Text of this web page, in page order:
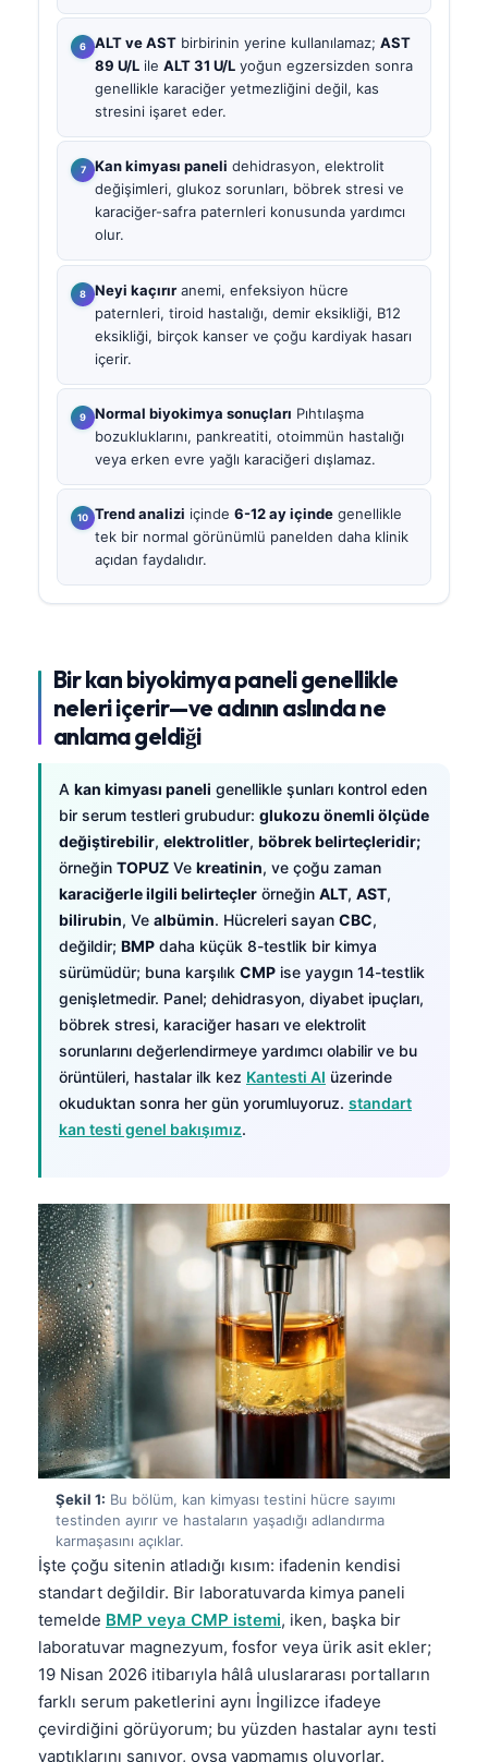
ALT ve AST birbirinin yerine kullanılamaz; AST
89 U/L ile ALT 31 U/L yoğun egzersizden sonra
genellikle karaciğer yetmezliğini değil, kas
stresini işaret eder.
Kan kimyası paneli dehidrasyon, elektrolit
değişimleri, glukoz sorunları, böbrek stresi ve
karaciğer-safra paternleri konusunda yardımcı
olur.
Neyi kaçırır anemi, enfeksiyon hücre
paternleri, tiroid hastalığı, demir eksikliği, B12
eksikliği, birçok kanser ve çoğu kardiyak hasarı
içerir.
Normal biyokimya sonuçları Pıhtılaşma
bozukluklarını, pankreatiti, otoimmün hastalığı
veya erken evre yağlı karaciğeri dışlamaz.
Trend analizi içinde 6-12 ay içinde genellikle
tek bir normal görünümlü panelden daha klinik
açıdan faydalıdır.
Bir kan biyokimya paneli genellikle
neleri içerir—ve adının aslında ne
anlama geldiği
A kan kimyası paneli genellikle şunları kontrol eden
bir serum testleri grubudur: glukozu önemli ölçüde
değiştirebilir, elektrolitler, böbrek belirteçleridir;
örneğin TOPUZ Ve kreatinin, ve çoğu zaman
karaciğerle ilgili belirteçler örneğin ALT, AST,
bilirubin, Ve albümin. Hücreleri sayan CBC,
değildir; BMP daha küçük 8-testlik bir kimya
sürümüdür; buna karşılık CMP ise yaygın 14-testlik
genişletmedir. Panel; dehidrasyon, diyabet ipuçları,
böbrek stresi, karaciğer hasarı ve elektrolit
sorunlarını değerlendirmeye yardımcı olabilir ve bu
örüntüleri, hastalar ilk kez Kantesti AI üzerinde
okuduktan sonra her gün yorumluyoruz. standart
kan testi genel bakışımız.
Şekil 1: Bu bölüm, kan kimyası testini hücre sayımı
testinden ayırır ve hastaların yaşadığı adlandırma
karmaşasını açıklar.
İşte çoğu sitenin atladığı kısım: ifadenin kendisi
standart değildir. Bir laboratuvarda kimya paneli
temelde BMP veya CMP istemi, iken, başka bir
laboratuvar magnezyum, fosfor veya ürik asit ekler;
19 Nisan 2026 itibarıyla hâlâ uluslararası portalların
farklı serum paketlerini aynı İngilizce ifadeye
çevirdiğini görüyorum; bu yüzden hastalar aynı testi
yaptıklarını sanıyor, oysa yapmamış oluyorlar.